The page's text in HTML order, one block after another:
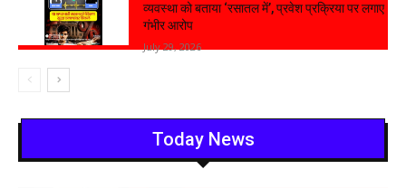
व्यवस्था को बताया ‘रसातल में’, प्रवेश प्रक्रिया पर लगाए
गंभीर आरोप
July 29, 2026
Today News